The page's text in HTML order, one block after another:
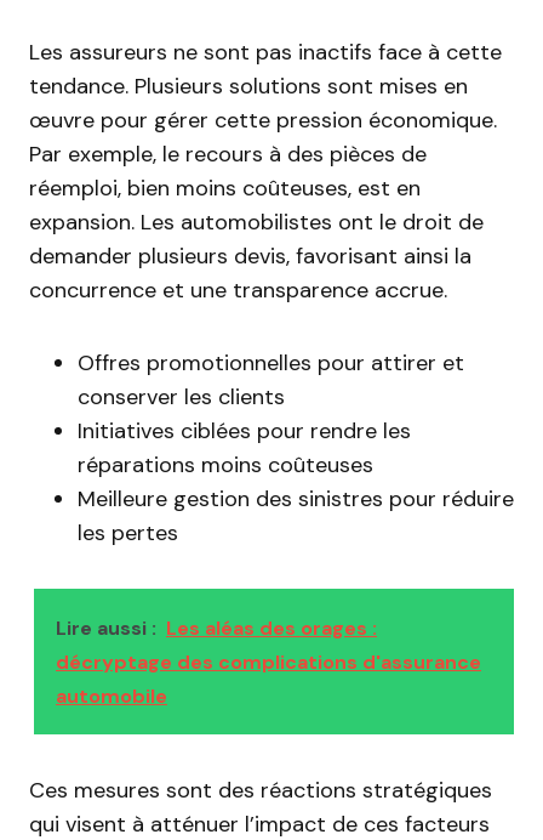
Les assureurs ne sont pas inactifs face à cette
tendance. Plusieurs solutions sont mises en
œuvre pour gérer cette pression économique.
Par exemple, le recours à des pièces de
réemploi, bien moins coûteuses, est en
expansion. Les automobilistes ont le droit de
demander plusieurs devis, favorisant ainsi la
concurrence et une transparence accrue.
Offres promotionnelles pour attirer et
conserver les clients
Initiatives ciblées pour rendre les
réparations moins coûteuses
Meilleure gestion des sinistres pour réduire
les pertes
Lire aussi : Les aléas des orages :
décryptage des complications d'assurance
automobile
Ces mesures sont des réactions stratégiques
qui visent à atténuer l’impact de ces facteurs